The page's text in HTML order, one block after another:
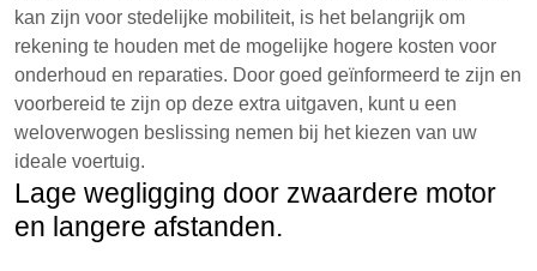
kan zijn voor stedelijke mobiliteit, is het belangrijk om
rekening te houden met de mogelijke hogere kosten voor
onderhoud en reparaties. Door goed geïnformeerd te zijn en
voorbereid te zijn op deze extra uitgaven, kunt u een
weloverwogen beslissing nemen bij het kiezen van uw
ideale voertuig.
Lage wegligging door zwaardere motor
en langere afstanden.